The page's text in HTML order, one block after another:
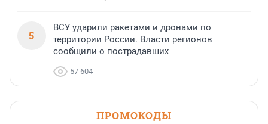
5
ВСУ ударили ракетами и дронами по
территории России. Власти регионов
сообщили о пострадавших
57 604
ПРОМОКОДЫ